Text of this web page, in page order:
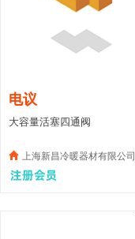
电议
大容量活塞四通阀
上海新昌冷暖器材有限公司